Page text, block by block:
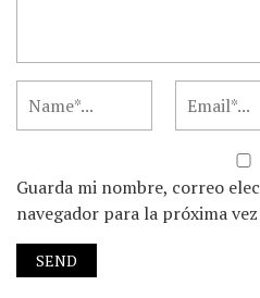
Guarda mi nombre, correo
navegador para la próxima